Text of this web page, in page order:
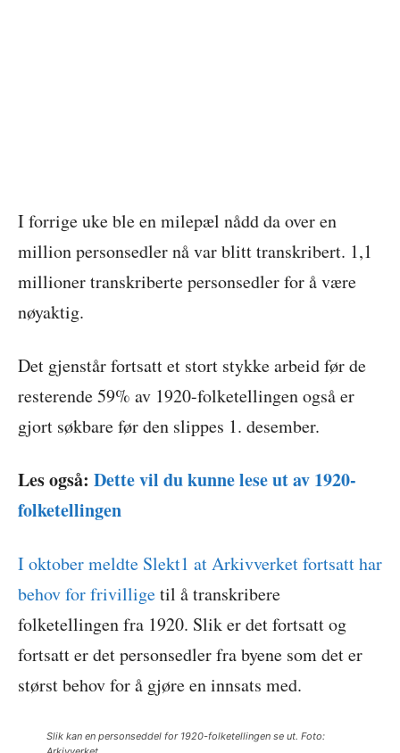
I forrige uke ble en milepæl nådd da over en
million personsedler nå var blitt transkribert. 1,1
millioner transkriberte personsedler for å være
nøyaktig.
Det gjenstår fortsatt et stort stykke arbeid før de
resterende 59% av 1920-folketellingen også er
gjort søkbare før den slippes 1. desember.
Les også: Dette vil du kunne lese ut av 1920-
folketellingen
I oktober meldte Slekt1 at Arkivverket fortsatt har
behov for frivilligetil å transkribere
folketellingen fra 1920. Slik er det fortsatt og
fortsatt er det personsedler fra byene som det er
størst behov for å gjøre en innsats med.
Slik kan en personseddel for 1920-folketellingen se ut. Foto: